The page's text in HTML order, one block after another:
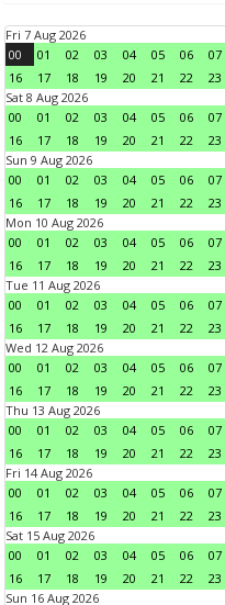
Fri 7 Aug 2026
00
01 02 03 04 05 06 07
16
17 18 19 20 21 22
23
Sat 8 Aug 2026
00
01 02 03 04 05 06 07
16
17 18 19 20 21 22
23
Sun 9 Aug 2026
00
01 02 03 04 05 06 07
16
17 18 19 20 21 22
23
Mon 10 Aug 2026
00
01 02 03 04 05 06 07
16
17 18 19 20 21 22
23
Tue 11 Aug 2026
00
01 02 03 04 05 06 07
16
17 18 19 20 21 22
23
Wed 12 Aug 2026
00
01 02 03 04 05 06 07
16
17 18 19 20 21 22
23
Thu 13 Aug 2026
00
01 02 03 04 05 06 07
16
17 18 19 20 21 22
23
Fri 14 Aug 2026
00
01 02 03 04 05 06 07
16
17 18 19 20 21 22
23
Sat 15 Aug 2026
00
01 02 03 04 05 06 07
16
17 18 19 20 21 22
23
Sun 16 Aug 2026